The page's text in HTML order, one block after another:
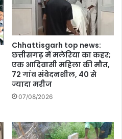
Chhattisgarh top news:
छत्तीसगढ़ में मलेरिया का कहर;
एक आदिवासी महिला की मौत,
72 गांव संवेदनशील, 40 से
ज्यादा मरीज
07/08/2026